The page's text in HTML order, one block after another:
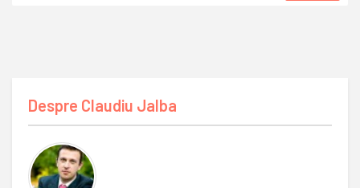
Despre Claudiu Jalba